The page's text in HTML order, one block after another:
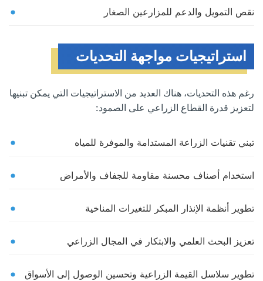
نقص التمويل والدعم للمزارعين الصغار
استراتيجيات مواجهة التحديات
رغم هذه التحديات، هناك العديد من الاستراتيجيات التي يمكن تبنيها
لتعزيز قدرة القطاع الزراعي على الصمود:
تبني تقنيات الزراعة المستدامة والموفرة للمياه
استخدام أصناف محسنة مقاومة للجفاف والأمراض
تطوير أنظمة الإنذار المبكر للتغيرات المناخية
تعزيز البحث العلمي والابتكار في المجال الزراعي
تطوير سلاسل القيمة الزراعية وتحسين الوصول إلى الأسواق